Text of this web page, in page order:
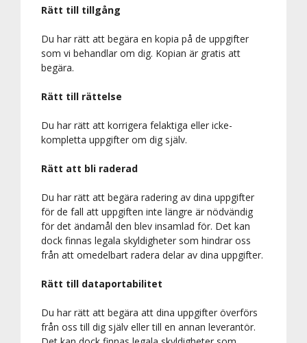
Rätt till tillgång
Du har rätt att begära en kopia på de uppgifter
som vi behandlar om dig. Kopian är gratis att
begära.
Rätt till rättelse
Du har rätt att korrigera felaktiga eller icke-
kompletta uppgifter om dig själv.
Rätt att bli raderad
Du har rätt att begära radering av dina uppgifter
för de fall att uppgiften inte längre är nödvändig
för det ändamål den blev insamlad för. Det kan
dock finnas legala skyldigheter som hindrar oss
från att omedelbart radera delar av dina uppgifter.
Rätt till dataportabilitet
Du har rätt att begära att dina uppgifter överförs
från oss till dig själv eller till en annan leverantör.